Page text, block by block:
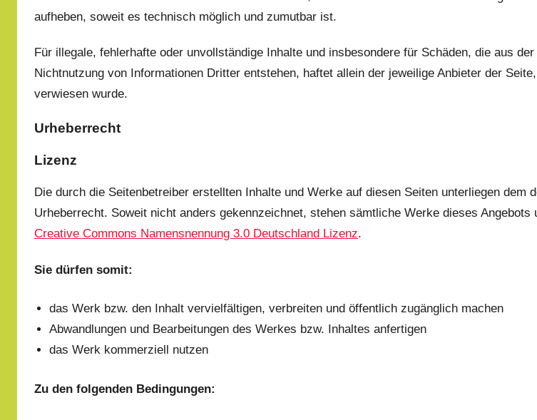
aufheben, soweit es technisch möglich und zumutbar ist.
Für illegale, fehlerhafte oder unvollständige Inhalte und insbesondere für Schäden, die aus
Nichtnutzung von Informationen Dritter entstehen, haftet allein der jeweilige Anbieter der
verwiesen wurde.
Urheberrecht
Lizenz
Die durch die Seitenbetreiber erstellten Inhalte und Werke auf diesen Seiten unterliegen dem
Urheberrecht. Soweit nicht anders gekennzeichnet, stehen sämtliche Werke dieses Angebots
Creative Commons Namensnennung 3.0 Deutschland Lizenz.
Sie dürfen somit:
das Werk bzw. den Inhalt vervielfältigen, verbreiten und öffentlich zugänglich machen
Abwandlungen und Bearbeitungen des Werkes bzw. Inhaltes anfertigen
das Werk kommerziell nutzen
Zu den folgenden Bedingungen: